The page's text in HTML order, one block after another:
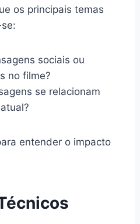
os principais temas
sociais ou
no filme?
se relacionam
entender o impacto